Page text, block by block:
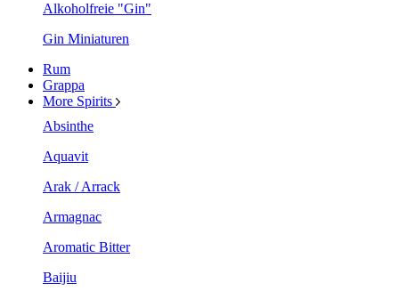
Alkoholfreie "Gin"
Gin Miniaturen
Rum
Grappa
More Spirits
Absinthe
Aquavit
Arak / Arrack
Armagnac
Aromatic Bitter
Baijiu